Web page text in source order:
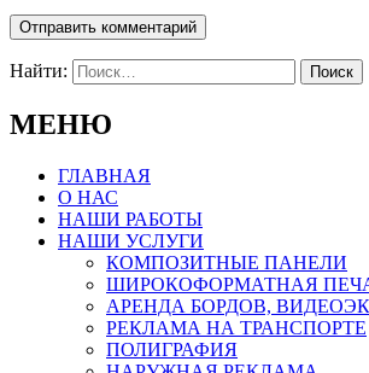
Найти:
МЕНЮ
ГЛАВНАЯ
О НАС
НАШИ РАБОТЫ
НАШИ УСЛУГИ
КОМПОЗИТНЫЕ ПАНЕЛИ
ШИРОКОФОРМАТНАЯ
АРЕНДА БОРДОВ,
РЕКЛАМА НА ТРАНСПОРТЕ
ПОЛИГРАФИЯ